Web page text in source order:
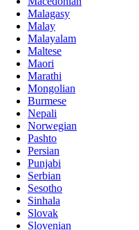
Malagasy
Malay
Malayalam
Maltese
Maori
Marathi
Mongolian
Burmese
Nepali
Norwegian
Pashto
Persian
Punjabi
Serbian
Sesotho
Sinhala
Slovak
Slovenian